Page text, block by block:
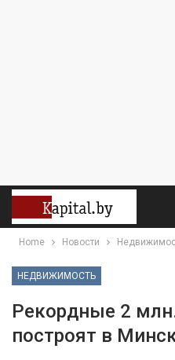
Home Новости
НЕДВИЖИМОСТЬ
Рекордные 2
построят в